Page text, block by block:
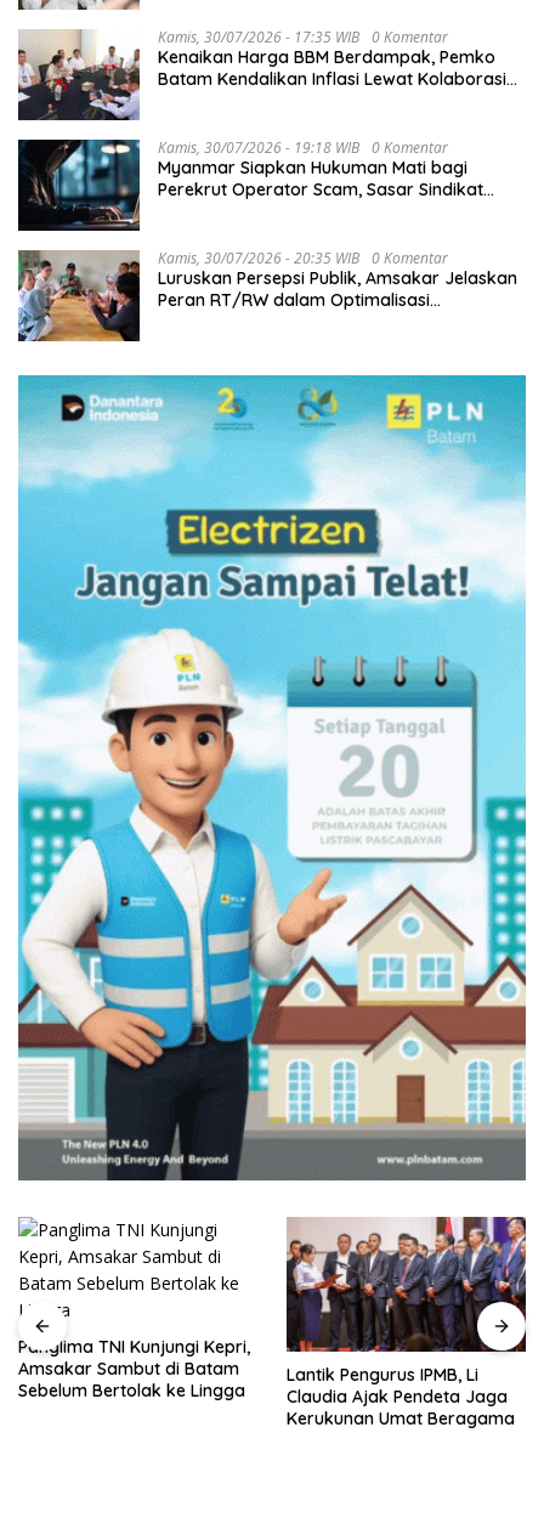
Kamis, 30/07/2026 - 17:35 WIB 0 Komentar
Kenaikan Harga BBM Berdampak, Pemko
Batam Kendalikan Inflasi Lewat Kolaborasi
Kamis, 30/07/2026 - 19:18 WIB 0 Komentar
Myanmar Siapkan Hukuman Mati bagi
Perekrut Operator Scam, Sasar Sindikat
Kamis, 30/07/2026 - 20:35 WIB 0 Komentar
Luruskan Persepsi Publik, Amsakar Jelaskan
Peran RT/RW dalam Optimalisasi
Panglima TNI Kunjungi Kepri,
Amsakar Sambut di Batam
Sebelum Bertolak ke Lingga
Lantik Pengurus IPMB, Li
Claudia Ajak Pendeta Jaga
Kerukunan Umat Beragama